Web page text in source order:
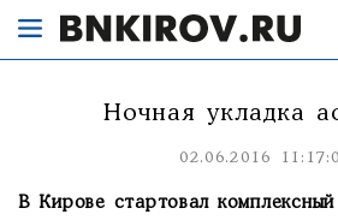
Ночная укладка
02.06.2016
В Кирове стартовал